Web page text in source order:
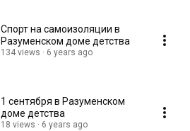
Спорт на самоизоляции в
Разуменском доме детства
134 views 6 years ago
1 сентября в Разуменском
доме детства
18 views 6 years ago